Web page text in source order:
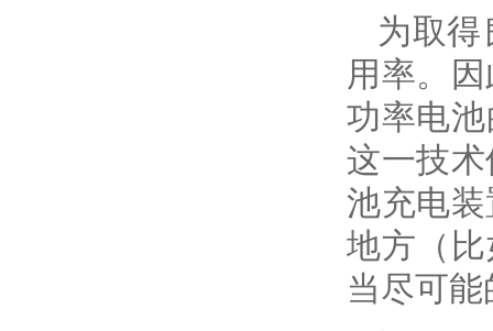
为取
用率。
功率电
这一技
池充电
地方（
当尽可